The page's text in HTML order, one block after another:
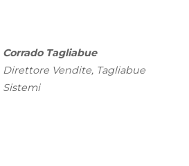
Corrado Tagliabue
Direttore Vendite, Tagliabue
Sistemi